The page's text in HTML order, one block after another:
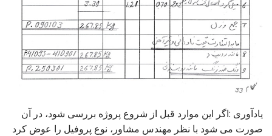
یادآوری :اگر این موارد قبل از شروع پروژه بررسی شود، در آن
صورت می شود با نظر مهندس مشاور، نوع پروفیل را عوض کرد